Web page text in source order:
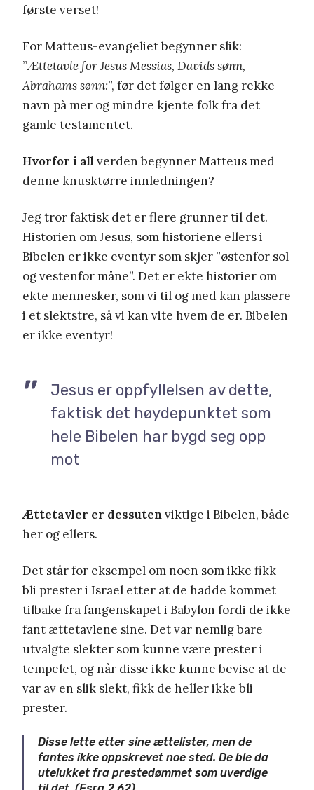
første verset!
For Matteus-evangeliet begynner slik:
”Ættetavle for Jesus Messias, Davids sønn,
Abrahams sønn:”, før det følger en lang rekke
navn på mer og mindre kjente folk fra det
gamle testamentet.
Hvorfor i all verden begynner Matteus med
denne knusktørre innledningen?
Jeg tror faktisk det er flere grunner til det.
Historien om Jesus, som historiene ellers i
Bibelen er ikke eventyr som skjer ”østenfor sol
og vestenfor måne”. Det er ekte historier om
ekte mennesker, som vi til og med kan plassere
i et slektstre, så vi kan vite hvem de er. Bibelen
er ikke eventyr!
Jesus er oppfyllelsen av dette,
faktisk det høydepunktet som
hele Bibelen har bygd seg opp
mot
Ættetavler er dessutenviktige i Bibelen, både
her og ellers.
Det står for eksempel om noen som ikke fikk
bli prester i Israel etter at de hadde kommet
tilbake fra fangenskapet i Babylon fordi de ikke
fant ættetavlene sine. Det var nemlig bare
utvalgte slekter som kunne være prester i
tempelet, og når disse ikke kunne bevise at de
var av en slik slekt, fikk de heller ikke bli
prester.
Disse lette etter sine ættelister, men de
fantes ikke oppskrevet noe sted. De ble da
utelukket fra prestedømmet som uverdige